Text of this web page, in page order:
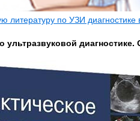
литературу по УЗИ диагностике
ультразвуковой